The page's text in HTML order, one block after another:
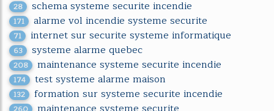
28 schema systeme securite incendie
171 alarme vol incendie systeme securite
71 internet sur securite systeme informatique
63 systeme alarme quebec
208 maintenance systeme securite incendie
174 test systeme alarme maison
132 formation sur systeme securite incendie